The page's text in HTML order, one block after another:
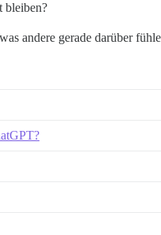
bleiben?
andere gerade darüber